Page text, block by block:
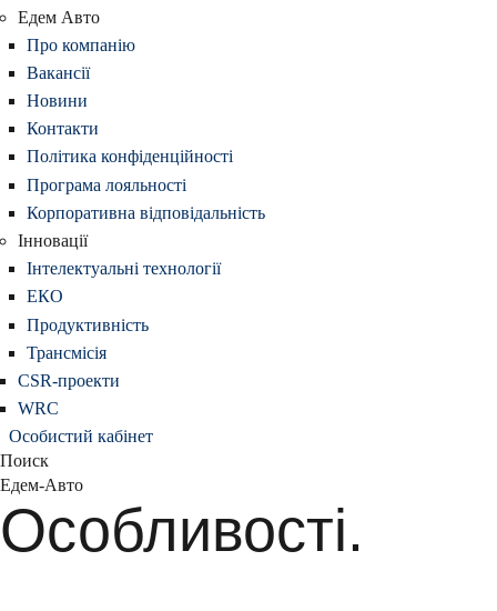
Едем Авто
Про компанію
Вакансії
Новини
Контакти
Політика конфіденційності
Програма лояльності
Корпоративна відповідальність
Інновації
Інтелектуальні технології
ЕКО
Продуктивність
Трансмісія
CSR-проекти
WRC
Особистий кабінет
Поиск
Едем-Авто
Особливості.